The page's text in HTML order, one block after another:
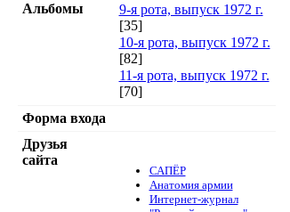
Альбомы
9-я рота, выпуск 1972 г.
[35]
10-я рота, выпуск 1972 г.
[82]
11-я рота, выпуск 1972 г.
[70]
Форма входа
Друзья
сайта
САПЁР
Анатомия армии
Интернет-журнал